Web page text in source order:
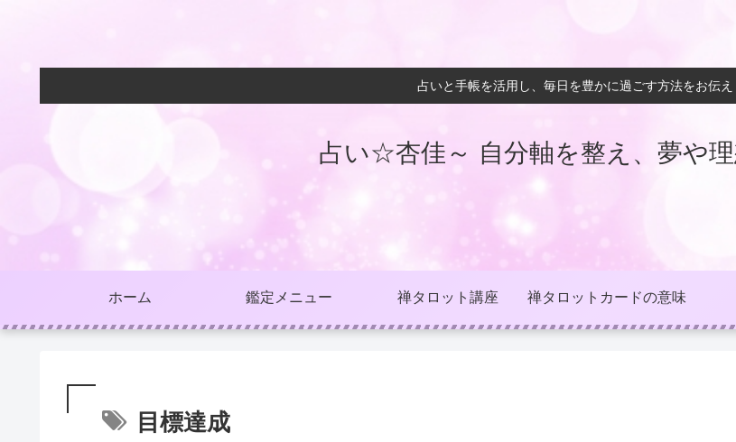
占いと手帳を活用し、毎日を豊かに過ごす方法をお伝
占い☆杏佳～ 自分軸を整え、夢や
ホーム 鑑定メニュー 禅タロット講座 禅タロットカードの意味
目標達成